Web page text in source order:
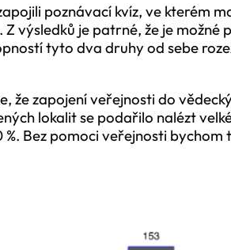
poznávací kvíz, ve kterém
výsledků je patrné, že je
tyto dva druhy od sebe
že zapojení veřejnosti do
lokalit se podařilo nalézt
%. Bez pomoci veřejnosti